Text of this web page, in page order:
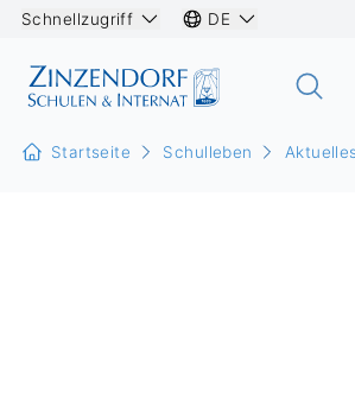
Schnellzugriff DE
Startseite Schulleben Aktuelles